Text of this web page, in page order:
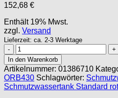
152,68 €
Enthält 19% Mwst.
zzgl. Versand
Lieferzeit: ca. 2-3 Werktage
Schmutzwassertank
Standard
rot
Menge
In den Warenkorb
Artikelnummer: 01386710
ORB430 Schlagwörter:
Schmutzwassertank Standard rot